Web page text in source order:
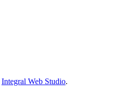
Integral Web Studio.